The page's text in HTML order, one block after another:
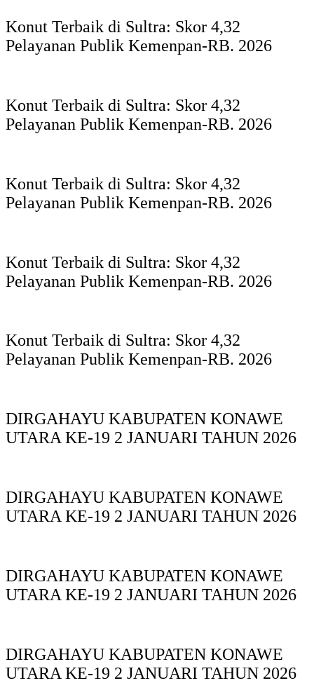
Konut Terbaik di Sultra: Skor 4,32
Pelayanan Publik Kemenpan-RB. 2026
Konut Terbaik di Sultra: Skor 4,32
Pelayanan Publik Kemenpan-RB. 2026
Konut Terbaik di Sultra: Skor 4,32
Pelayanan Publik Kemenpan-RB. 2026
Konut Terbaik di Sultra: Skor 4,32
Pelayanan Publik Kemenpan-RB. 2026
Konut Terbaik di Sultra: Skor 4,32
Pelayanan Publik Kemenpan-RB. 2026
DIRGAHAYU KABUPATEN KONAWE
UTARA KE-19 2 JANUARI TAHUN 2026
DIRGAHAYU KABUPATEN KONAWE
UTARA KE-19 2 JANUARI TAHUN 2026
DIRGAHAYU KABUPATEN KONAWE
UTARA KE-19 2 JANUARI TAHUN 2026
DIRGAHAYU KABUPATEN KONAWE
UTARA KE-19 2 JANUARI TAHUN 2026